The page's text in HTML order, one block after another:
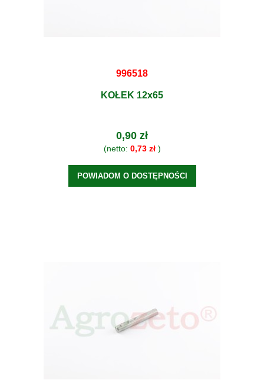
996518
KOŁEK 12x65
0,90 zł
(netto: 0,73 zł)
POWIADOM O DOSTĘPNOŚCI